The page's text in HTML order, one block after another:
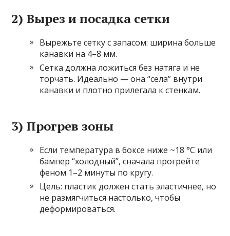
2) Вырез и посадка сетки
Вырежьте сетку с запасом: ширина больше
канавки на 4–8 мм.
Сетка должна ложиться без натяга и не
торчать. Идеально — она “села” внутри
канавки и плотно прилегала к стенкам.
3) Прогрев зоны
Если температура в боксе ниже ~18 °C или
бампер “холодный”, сначала прогрейте
феном 1–2 минуты по кругу.
Цель: пластик должен стать эластичнее, но
не размягчиться настолько, чтобы
деформироваться.